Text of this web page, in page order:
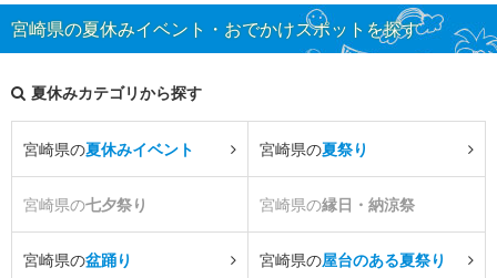
宮崎県の夏休みイベント・おでかけスポットを探す
夏休みカテゴリから探す
宮崎県の夏休みイベント 宮崎県の夏祭り
宮崎県の七夕祭り 宮崎県の縁日・納涼祭
宮崎県の盆踊り 宮崎県の屋台のある夏祭り